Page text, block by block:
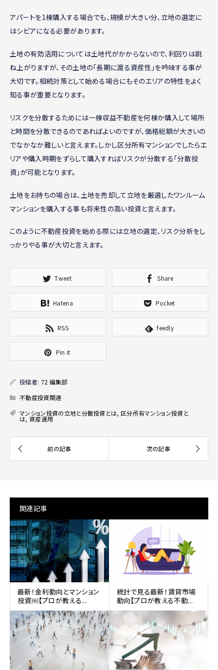
アパートを1棟購入する場合でも、規模が大きい分、立地の選定に
はシビアになる必要があります。
土地の有効活用については土地代がかからないので、利回りは跳
ね上がりますが、その土地の「長期に渡る資産性」を吟味する事が
大切です。相続対策として始める場合にもそのエリアの特性をよく
知る事が重要となります。
リスクを分散するためには一棟収益不動産を何棟か購入して場所
と時間を分散できるのであればよいのですが、価格総額が大きいの
でなかなか難しいと言えます。しかし区分所有マンションでしたらエ
リアや購入時期をずらして購入すればリスクが分散する「分散投
資」が可能となります。
土地をお持ちの場合は、土地を売却して立地を厳選したワンルーム
マンションを購入する事も将来性の高い投資と言えます。
このように不動産投資を始める際には立地の選定、リスク分析をし
っかりやる事が大切と言えます。
Tweet Share
Hatena Pocket
RSS feedly
Pin it
投稿者: 72 編集部
不動産投資関連
マンション投資の立地と分散投資とは,区分所有マンション投資と
は, 資産運用
関連記事
最新！金利動向とマンション
投資￼【プロが教える...
統計で見る最新！賃貸市場
動向【プロが教える不動...